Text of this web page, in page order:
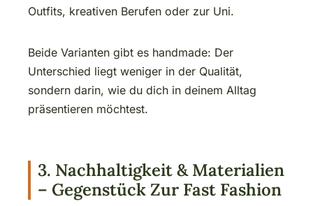
Outfits, kreativen Berufen oder zur Uni.
Beide Varianten gibt es handmade: Der
Unterschied liegt weniger in der Qualität,
sondern darin, wie du dich in deinem Alltag
präsentieren möchtest.
3. Nachhaltigkeit & Materialien
– Gegenstück Zur Fast Fashion